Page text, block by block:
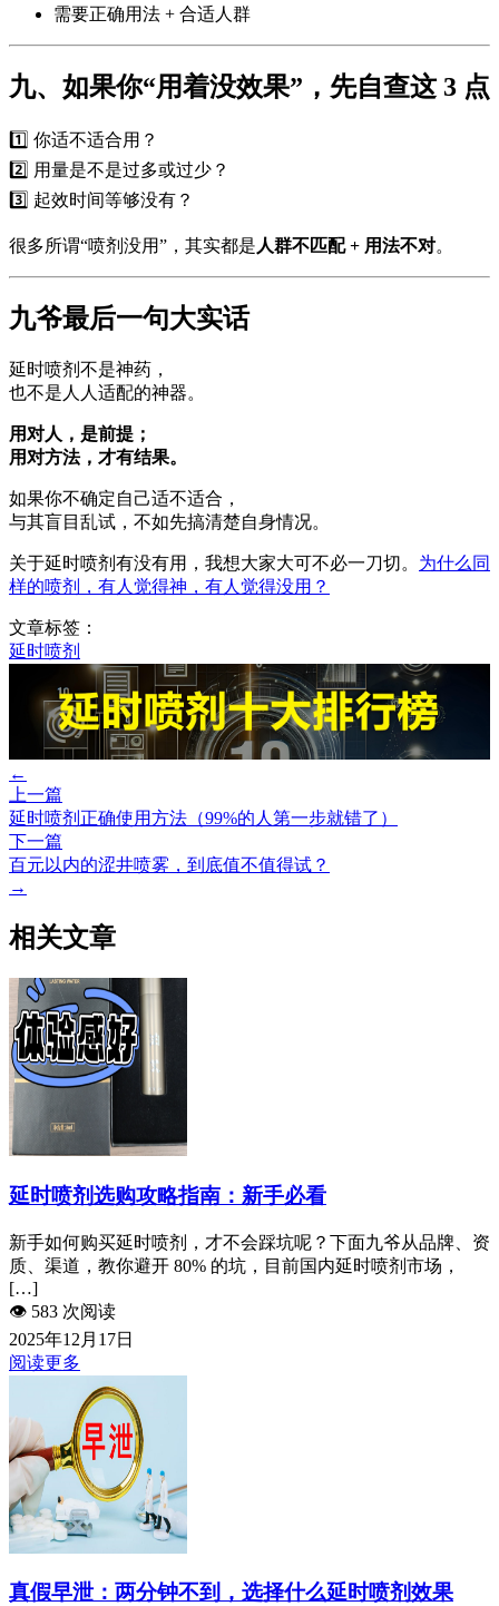
需要正确用法 + 合适人群
九、如果你“用着没效果”，先自查这 3 点
1️⃣ 你适不适合用？
2️⃣ 用量是不是过多或过少？
3️⃣ 起效时间等够没有？
很多所谓“喷剂没用”，其实都是 人群不匹配 + 用法不对。
九爷最后一句大实话
延时喷剂不是神药，
也不是人人适配的神器。
用对人，是前提；
用对方法，才有结果。
如果你不确定自己适不适合，
与其盲目乱试，不如先搞清楚自身情况。
关于延时喷剂有没有用，我想大家大可不必一刀切。 为什么同
样的喷剂，有人觉得神，有人觉得没用？
文章标签：
延时喷剂
←
上一篇
延时喷剂正确使用方法（99%的人第一步就错了）
下一篇
百元以内的涩井喷雾，到底值不值得试？
→
相关文章
延时喷剂选购攻略指南：新手必看
新手如何购买延时喷剂，才不会踩坑呢？下面九爷从品牌、资
质、渠道，教你避开 80% 的坑，目前国内延时喷剂市场，
[…]
👁️ 583 次阅读
2025年12月17日
阅读更多
真假早泄：两分钟不到，选择什么延时喷剂效果